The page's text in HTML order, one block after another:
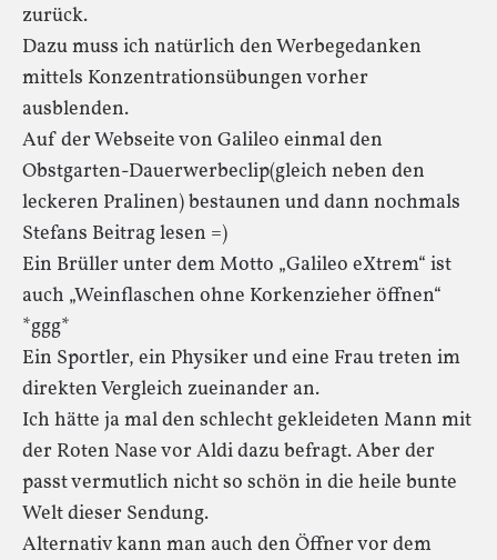
zurück.
Dazu muss ich natürlich den Werbegedanken
mittels Konzentrationsübungen vorher
ausblenden.
Auf der Webseite von Galileo einmal den
Obstgarten-Dauerwerbeclip(gleich neben den
leckeren Pralinen) bestaunen und dann nochmals
Stefans Beitrag lesen =)
Ein Brüller unter dem Motto „Galileo eXtrem“ ist
auch „Weinflaschen ohne Korkenzieher öffnen“
*ggg*
Ein Sportler, ein Physiker und eine Frau treten im
direkten Vergleich zueinander an.
Ich hätte ja mal den schlecht gekleideten Mann mit
der Roten Nase vor Aldi dazu befragt. Aber der
passt vermutlich nicht so schön in die heile bunte
Welt dieser Sendung.
Alternativ kann man auch den Öffner vor dem